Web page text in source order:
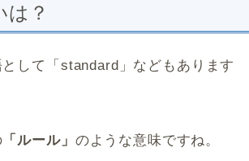
は？
して「standard」などもあります
「ルール」 のような意味ですね。